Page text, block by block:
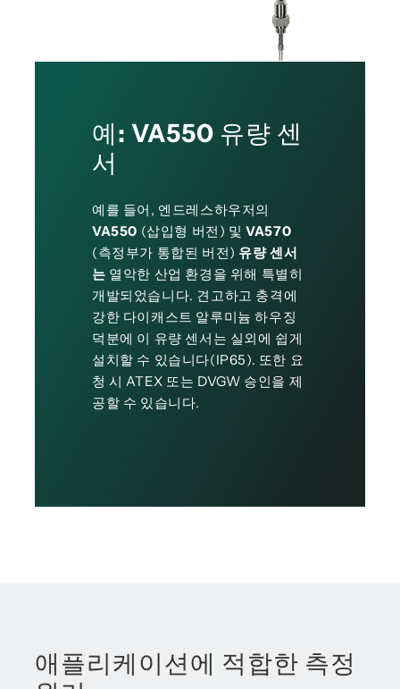
예: VA550 유량 센
서
예를 들어, 엔드레스하우저의
VA550 (삽입형 버전) 및VA570
(측정부가 통합된 버전) 유량 센서
는 열악한 산업 환경을 위해 특별히
개발되었습니다. 견고하고 충격에
강한 다이캐스트 알루미늄 하우징
덕분에 이 유량 센서는 실외에 쉽게
설치할 수 있습니다(IP65). 또한 요
청 시 ATEX 또는 DVGW 승인을 제
공할 수 있습니다.
애플리케이션에 적합한 측정